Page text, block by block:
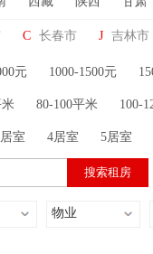
C 长春市 J 吉林市
元 1000-1500元
米 80-100平米 100-
室 4居室 5居室
物业